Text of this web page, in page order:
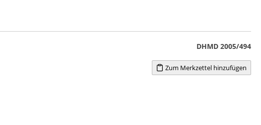
DHMD 2005/494
Zum Merkzettel hinzufügen